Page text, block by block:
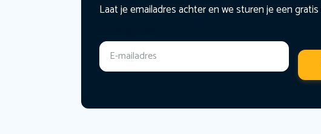
Laat je emailadres achter en we sturen je een